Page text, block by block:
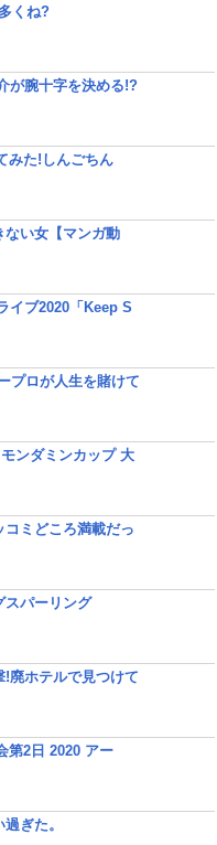
くね?
が腕十字を決める!?
みた!しんごちん
ない女【マンガ動
イブ2020「Keep S
プロが人生を賭けて
ンダミンカップ 大
コミどころ満載だっ
スパーリング
廃ホテルで見つけて
第2日 2020 アー
ぎた。